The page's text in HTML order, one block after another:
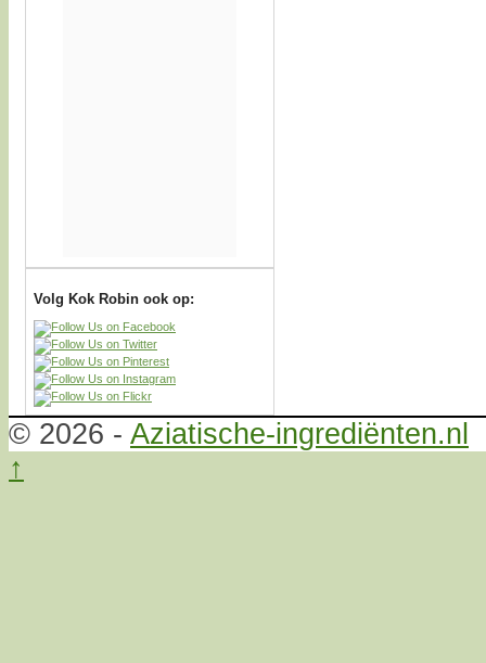
Volg Kok Robin ook op:
© 2026 - Aziatische-ingrediënten.nl
↑